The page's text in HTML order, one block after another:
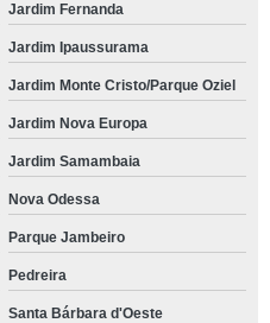
Jardim Fernanda
Jardim Ipaussurama
Jardim Monte Cristo/Parque Oziel
Jardim Nova Europa
Jardim Samambaia
Nova Odessa
Parque Jambeiro
Pedreira
Santa Bárbara d'Oeste